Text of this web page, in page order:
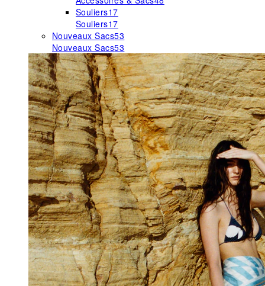
Souliers17
Souliers17
Nouveaux Sacs53
Nouveaux Sacs53